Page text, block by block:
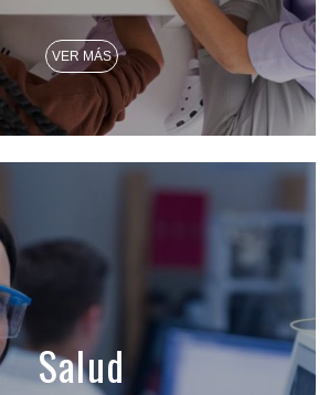
VER MÁS
Salud